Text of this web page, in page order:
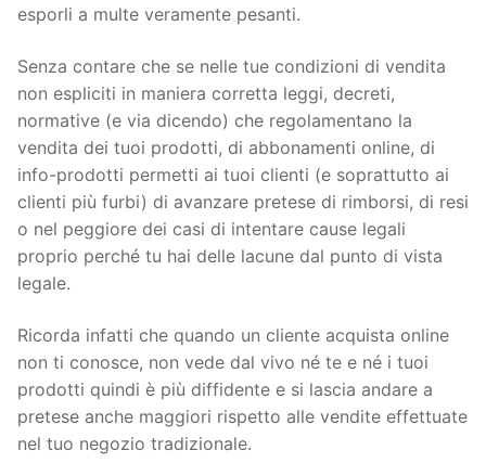
esporli a multe veramente pesanti.
Senza contare che se nelle tue condizioni di vendita
non espliciti in maniera corretta leggi, decreti,
normative (e via dicendo) che regolamentano la
vendita dei tuoi prodotti, di abbonamenti online, di
info-prodotti permetti ai tuoi clienti (e soprattutto ai
clienti più furbi) di avanzare pretese di rimborsi, di resi
o nel peggiore dei casi di intentare cause legali
proprio perché tu hai delle lacune dal punto di vista
legale.
Ricorda infatti che quando un cliente acquista online
non ti conosce, non vede dal vivo né te e né i tuoi
prodotti quindi è più diffidente e si lascia andare a
pretese anche maggiori rispetto alle vendite effettuate
nel tuo negozio tradizionale.